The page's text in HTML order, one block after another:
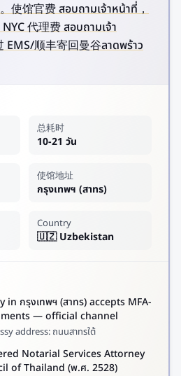
使馆官费 สอบถามเจ้าหน้าที่，
代理费 สอบถามเจ้า
EMS/顺丰寄回曼谷ลาดพร้าว
总耗时
10-21 วัน
使馆地址
กรุงเทพฯ (สาทร)
Country
🇺🇿 Uzbekistan
in กรุงเทพฯ (สาทร) accepts MFA-
— official channel
address: ถนนสาทรใต้
Notarial Services Attorney
of Thailand (พ.ศ. 2528)